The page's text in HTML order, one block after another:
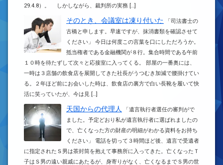
29.4.8）。 しかしながら、裁判所の実務 […]
そのとき、会議室は凍り付いた
「司法書士の
古橋と申します。早速ですが、抹消書類を確認させて
ください」 今日は何度この言葉を口にしただろうか。
抵当権者である金融機関が８行。集合時間である午前
１０時を待たずして次々と応接室に入ってくる。 部屋の一番奥には、
一時は３店舗の飲食店を展開してきた社長がうつむき加減で腰掛けてい
る。２年ほど前にお会いした時は、飲食店の裏方で白い長靴を履いて快
活に笑っていたが、今は見 […]
天国からの代理人
「遺言執行者選任の審判がで
ました。予定どおり私が遺言執行者に選ばれましたの
で、亡くなった方の財産の明細がわかる資料をお持ち
ください」 電話を切って３時間ほど後、遺言で受遺者
に指定されたＳ男は茶封筒を抱えて事務所に入ってきた。亡くなったＴ
子はＳ男の遠い親戚にあたるが、身寄りがなく、亡くなるまでＳ男の世